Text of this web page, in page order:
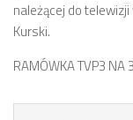
należącej do
Kurski.
RAMÓWKA TVP3 NA